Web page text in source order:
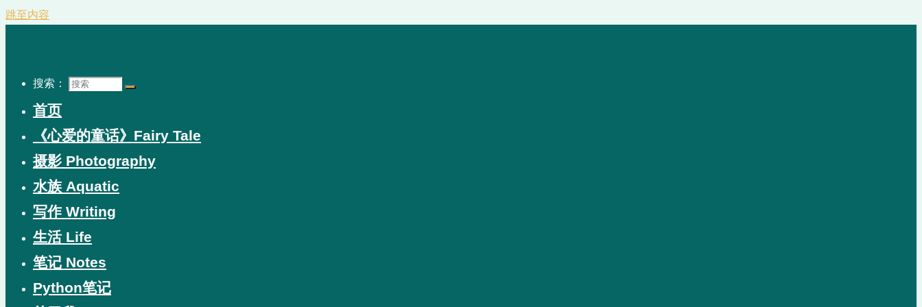
跳至内容
搜索：
首页
《心爱的童话》Fairy Tale
摄影 Photography
水族 Aquatic
写作 Writing
生活 Life
笔记 Notes
Python笔记